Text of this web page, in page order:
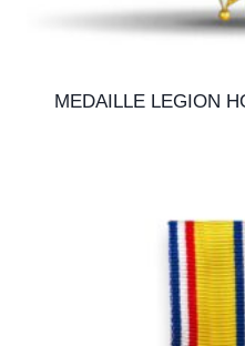
MEDAILLE LEGION